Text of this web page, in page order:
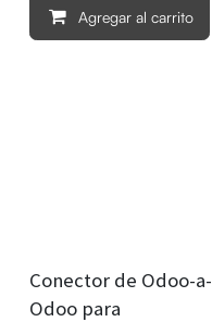
Agregar al carrito
Conector de Odoo-a-
Odoo para